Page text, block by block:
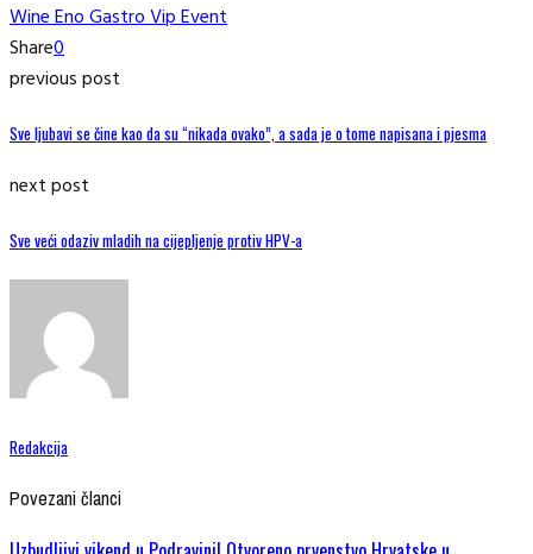
Wine Eno Gastro Vip Event
Share0
previous post
Sve ljubavi se čine kao da su “nikada ovako”, a sada je o tome napisana i pjesma
next post
Sve veći odaziv mladih na cijepljenje protiv HPV-a
Redakcija
Povezani članci